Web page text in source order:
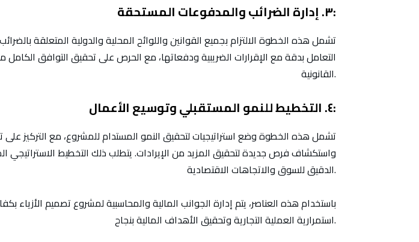
٣. إدارة الضرائب والمدفوعات المستحقة:
تشمل هذه الخطوة الالتزام بجميع القوانين واللوائح المحلية والدولية المتعلقة
التعامل بدقة مع الإقرارات الضريبية ودفعاتها، مع الحرص على تحقيق التوافق الكامل
القانونية.
٤. التخطيط للنمو المستقبلي وتوسيع الأعمال:
تشمل هذه الخطوة وضع استراتيجيات لتحقيق النمو المستدام للمشروع، مع التركيز
واستكشاف فرص جديدة لتحقيق المزيد من الإيرادات. يتطلب ذلك التخطيط الاستراتيجي
الدقيق للسوق والاتجاهات الاقتصادية.
باستخدام هذه العناصر، يتم إدارة الجوانب المالية والمحاسبية لمشروع تصميم الأزياء
استمرارية العملية التجارية وتحقيق الأهداف المالية بنجاح.